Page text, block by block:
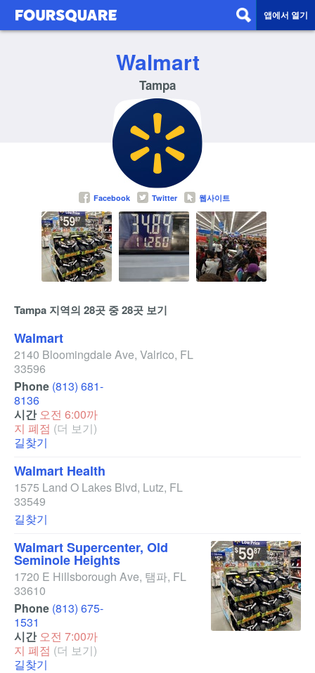
앱에서 열기
Walmart
Tampa
Facebook Twitter 웹사이트
Tampa 지역의 28곳 중 28곳 보기
Walmart
2140 Bloomingdale Ave, Valrico, FL
33596
Phone (813) 681-
8136
시간 오전 6:00까
지 폐점 (더 보기)
길찾기
Walmart Health
1575 Land O Lakes Blvd, Lutz, FL
33549
길찾기
Walmart Supercenter, Old
Seminole Heights
1720 E Hillsborough Ave, 탬파, FL
33610
Phone (813) 675-
1531
시간 오전 7:00까
지 폐점 (더 보기)
길찾기